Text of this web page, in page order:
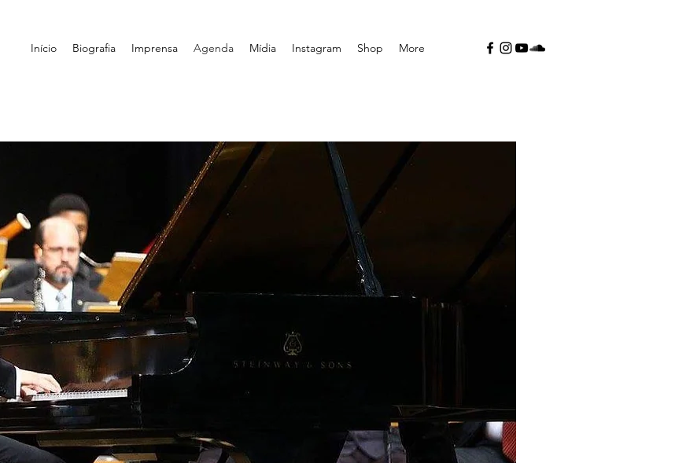
Início Biografia Imprensa Agenda Mídia Instagram Shop More